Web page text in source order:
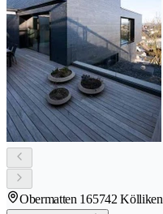
Obermatten 165742 Kölliken